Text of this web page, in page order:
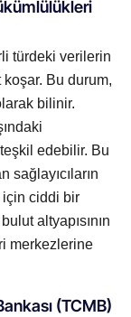
türdeki verilerin
koşar. Bu durum,
bilinir.
edebilir. Bu
sağlayıcıların
ciddi bir
altyapısının
merkezlerine
(TCMB)